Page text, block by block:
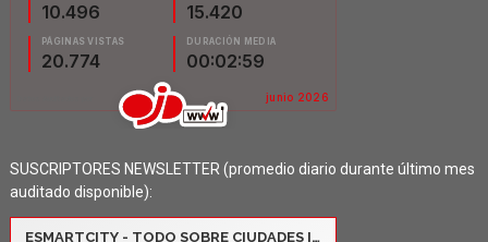
SUSCRIPTORES NEWSLETTER (promedio diario durante último mes
auditado disponible):